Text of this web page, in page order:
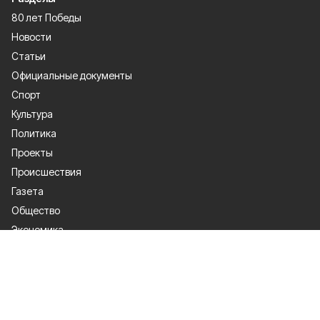
80 лет Победы
Новости
Статьи
Официальные документы
Спорт
Культура
Политика
Проекты
Происшествия
Газета
Общество
Экономика